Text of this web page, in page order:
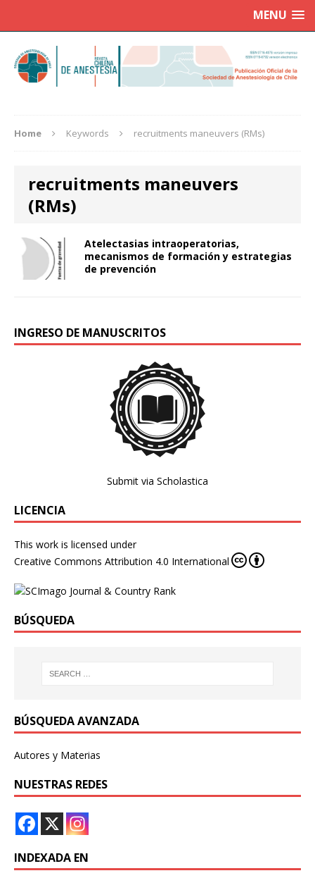
MENU
Home Keywords recruitments maneuvers (RMs)
recruitments maneuvers
(RMs)
Atelectasias intraoperatorias,
mecanismos de formación y estrategias
de prevención
INGRESO DE MANUSCRITOS
Submit via Scholastica
LICENCIA
This work is licensed under
Creative Commons Attribution 4.0 International
BÚSQUEDA
BÚSQUEDA AVANZADA
Autores y Materias
NUESTRAS REDES
INDEXADA EN